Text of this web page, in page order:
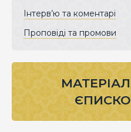
Інтерв’ю та коментарі
Проповіді та промови